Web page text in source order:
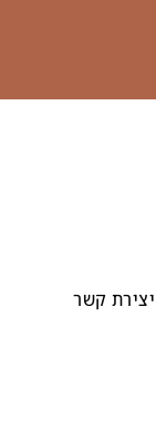
יצירת קשר